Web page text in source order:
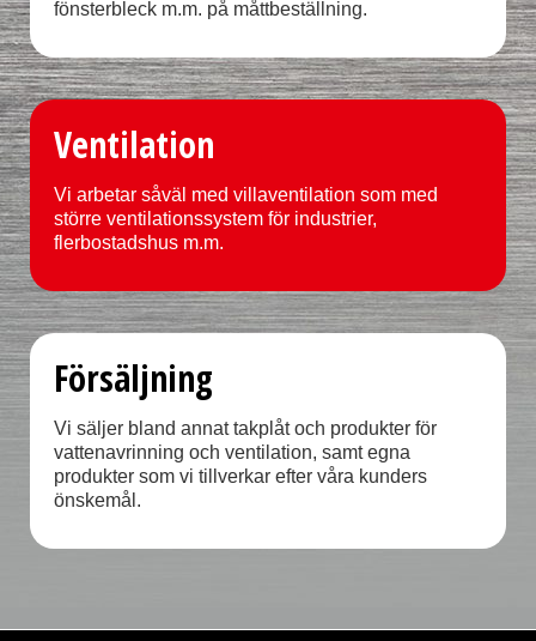
fönsterbleck m.m. på måttbeställning.
Ventilation
Vi arbetar såväl med villaventilation som med
större ventilationssystem för industrier,
flerbostadshus m.m.
Försäljning
Vi säljer bland annat takplåt och produkter för
vattenavrinning och ventilation, samt egna
produkter som vi tillverkar efter våra kunders
önskemål.